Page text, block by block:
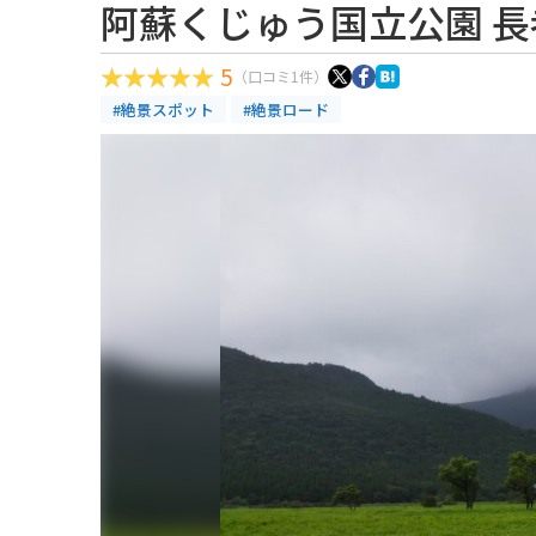
阿蘇くじゅう国立公園
5 （口コミ1件）
#絶景スポット #絶景ロード